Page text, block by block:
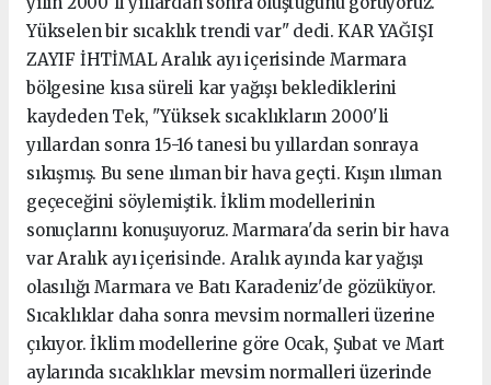
Yükselen bir sıcaklık trendi var" dedi. KAR YAĞIŞI
ZAYIF İHTİMAL Aralık ayı içerisinde Marmara
bölgesine kısa süreli kar yağışı beklediklerini
kaydeden Tek, "Yüksek sıcaklıkların 2000'li
yıllardan sonra 15-16 tanesi bu yıllardan sonraya
sıkışmış. Bu sene ılıman bir hava geçti. Kışın ılıman
geçeceğini söylemiştik. İklim modellerinin
sonuçlarını konuşuyoruz. Marmara'da serin bir hava
var Aralık ayı içerisinde. Aralık ayında kar yağışı
olasılığı Marmara ve Batı Karadeniz'de gözüküyor.
Sıcaklıklar daha sonra mevsim normalleri üzerine
çıkıyor. İklim modellerine göre Ocak, Şubat ve Mart
aylarında sıcaklıklar mevsim normalleri üzerinde